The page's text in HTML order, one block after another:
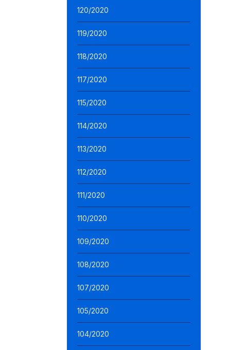
120/2020
119/2020
118/2020
117/2020
115/2020
114/2020
113/2020
112/2020
111/2020
110/2020
109/2020
108/2020
107/2020
105/2020
104/2020